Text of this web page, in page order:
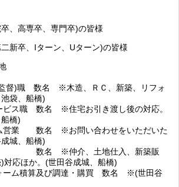
、高専卒、専門卒)の皆様
新卒、Iターン、Uターン)の皆様
督)職 数名 ※木造、ＲＣ、新築、リフォ
袋、船橋)
ビス職 数名 ※住宅お引き渡し後の対応。
橋)
営業 数名 ※お問い合わせをいただいた
城、船橋)
名 ※仲介、土地仕入、新築販
対応ほか。(世田谷成城、船橋)
ーム積算及び調達・購買 数名 ※(世田谷